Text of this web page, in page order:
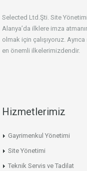
Selected Ltd.Şti. Site
Alanya’da ilklere imza
olmak için çalışıyoruz.
en önemli ilkelerimizdendir.
Hizmetlerimiz
Gayrimenkul Yönetimi
Site Yönetimi
Teknik Servis ve Tadilat